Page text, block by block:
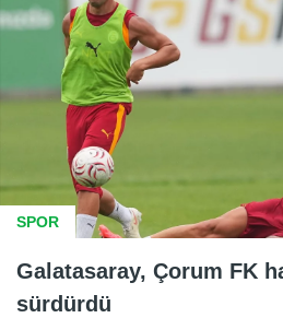
SPOR
Galatasaray, Çorum FK
sürdürdü